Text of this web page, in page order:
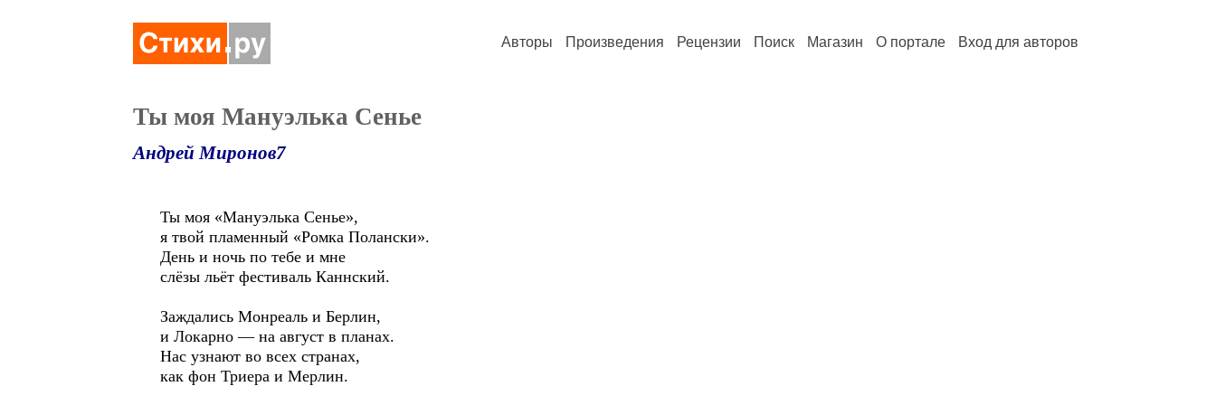
Авторы Произведения Рецензии Поиск Магазин О портале Вход для авторов
Ты моя Мануэлька Сенье
Андрей Миронов7
Ты моя «Мануэлька Сенье»,
я твой пламенный «Ромка Полански».
День и ночь по тебе и мне
слёзы льёт фестиваль Каннский.
Заждались Монреаль и Берлин,
и Локарно — на август в планах.
Нас узнают во всех странах,
как фон Триера и Мерлин.